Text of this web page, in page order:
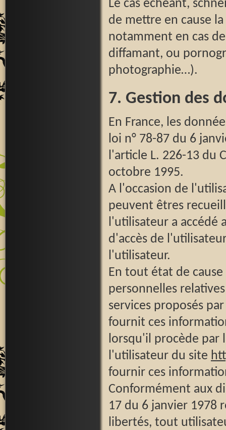
Le cas échéant,
de mettre en cause
notamment en cas
diffamant, ou
photographie…).
7. Gestion des
En France, les
loi n° 78-87 du 6
l'article L. 226-13 du
octobre 1995.
A l'occasion de
peuvent êtres
l'utilisateur a accédé
d'accès de
l'utilisateur.
En tout état de
personnelles
services proposés
fournit ces
lorsqu'il procède par
l'utilisateur du site
fournir ces
Conformément aux
17 du 6 janvier 1978
libertés, tout